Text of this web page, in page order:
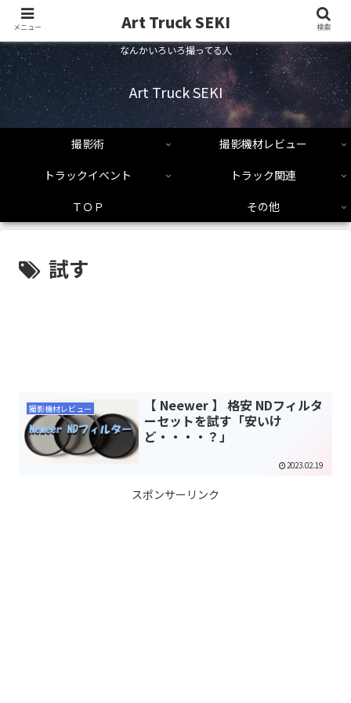
なんかいろいろ撮ってる人
Art Truck SEKI
撮影術
撮影機材レビュー
トラックイベント
トラック関連
ＴＯＰ
その他
試す
撮影機材レビュー
【 Neewer 】 格安 NDフィルタ
ーセットを試す「安いけ
ど・・・・？」
2023.02.19
スポンサーリンク
メニュー Art Truck SEKI 検索